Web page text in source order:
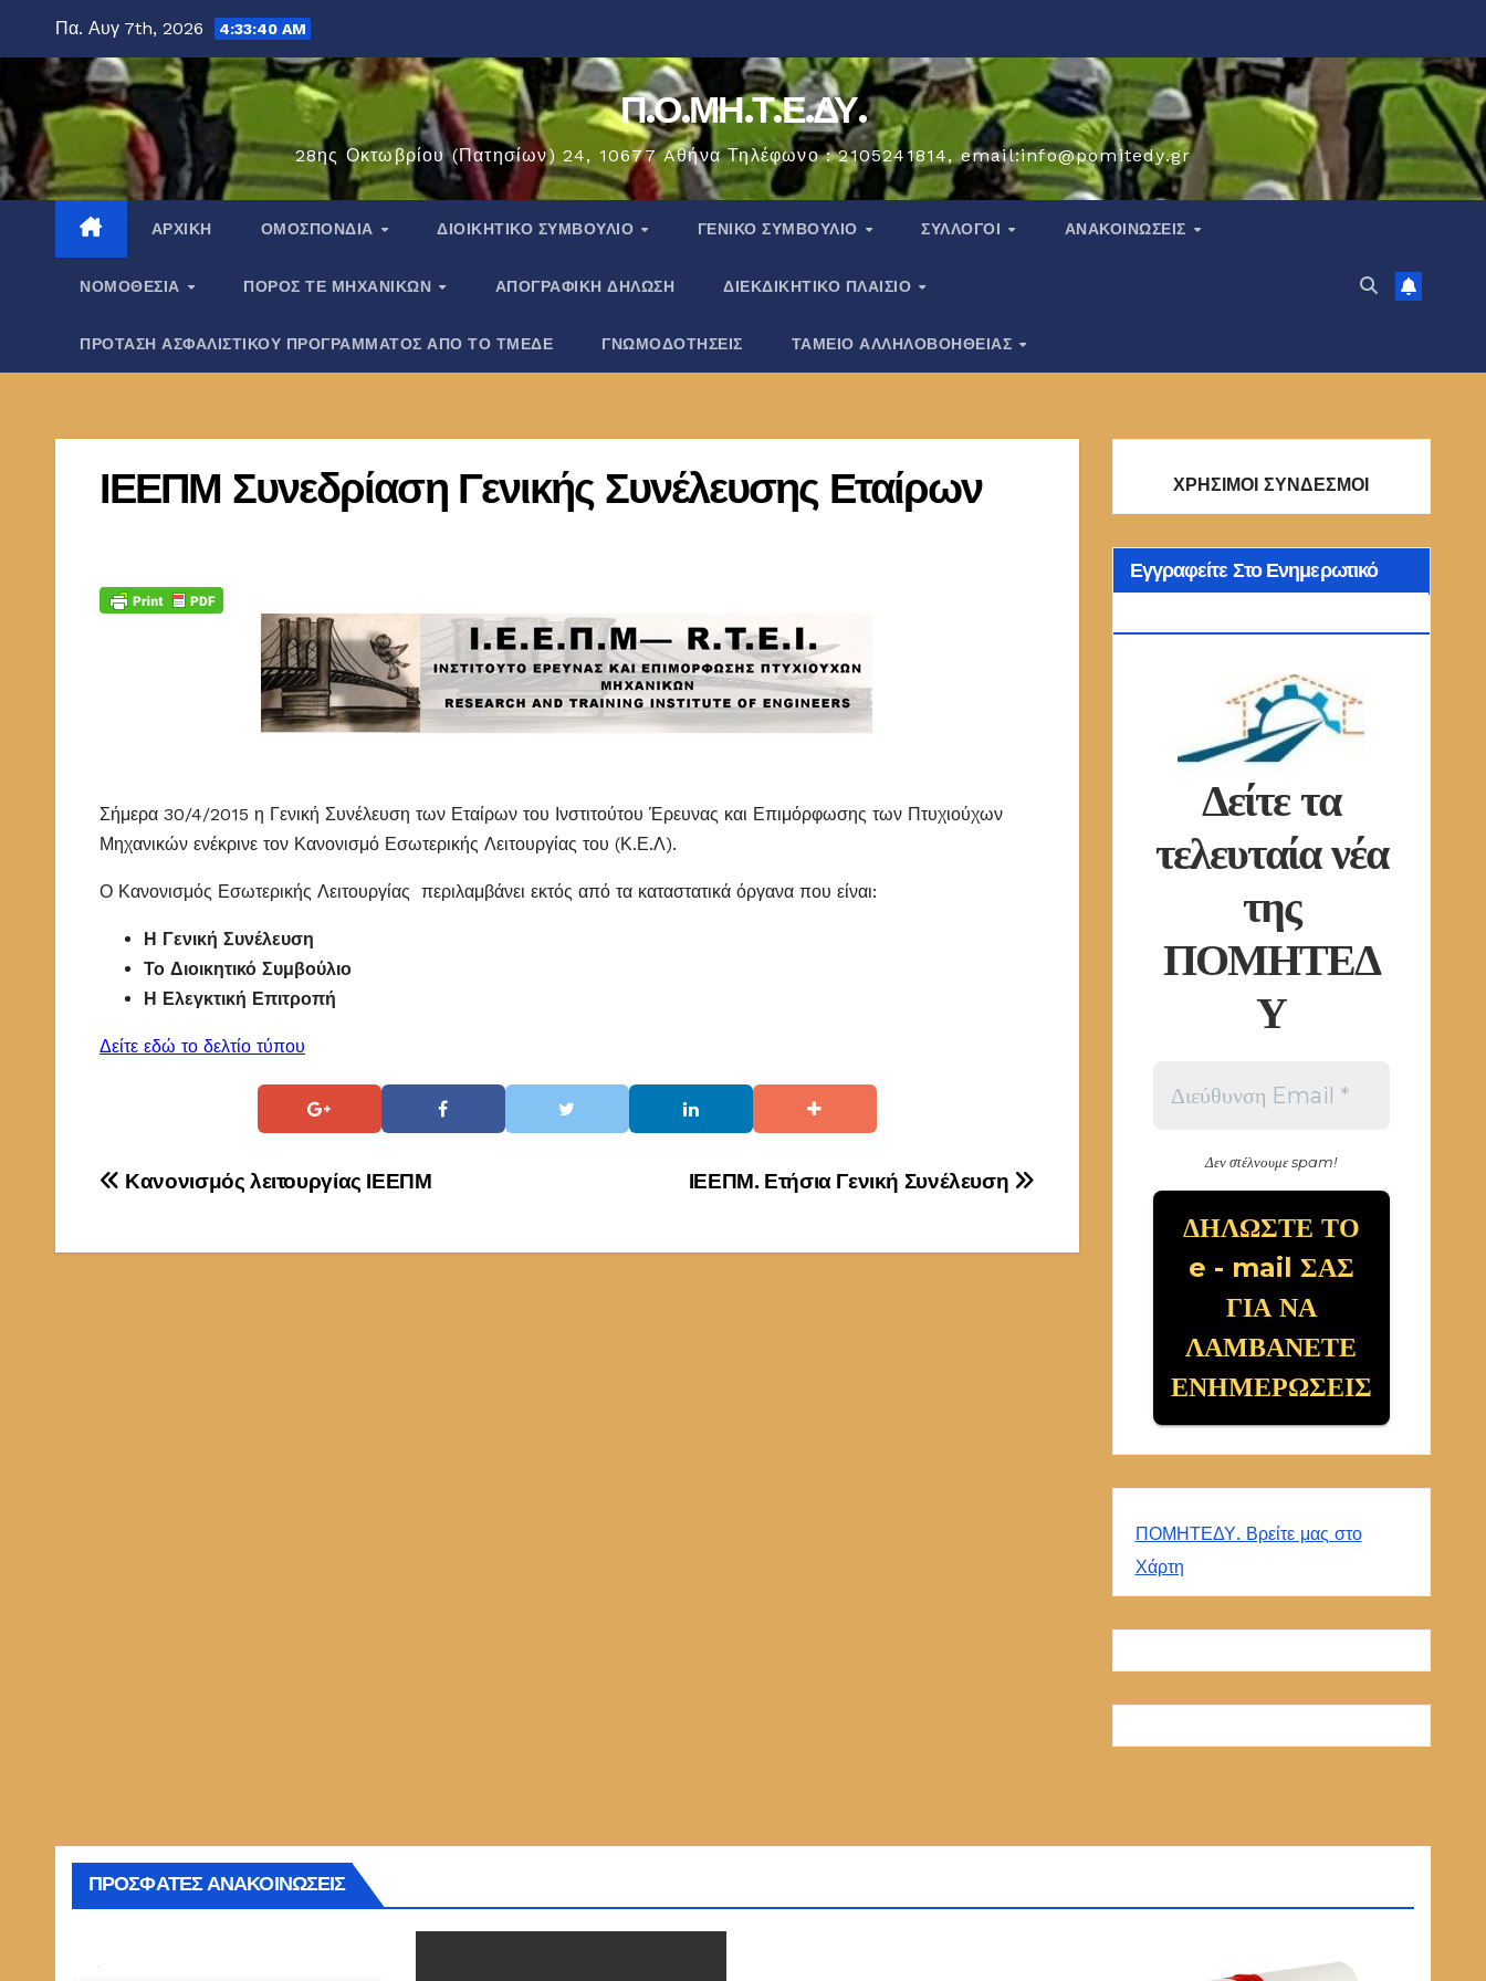
περιεχόμενο
Πα. Αυγ 7th, 2026 4:33:41 AM
Π.Ο.ΜΗ.Τ.Ε.ΔΥ.
28ης Οκτωβρίου (Πατησίων) 24, 10677 Aθήνα Τηλέφωνο : 2105241814, email:info@pomitedy.gr
ΑΡΧΙΚΉ ΟΜΟΣΠΟΝΔΊΑ ΔΙΟΙΚΗΤΙΚΟ ΣΥΜΒΟΥΛΙΟ ΓΕΝΙΚΟ ΣΥΜΒΟΥΛΙΟ ΣΎΛΛΟΓΟΙ ΑΝΑΚΟΙΝΏΣΕΙΣ
ΝΟΜΟΘΕΣΊΑ ΠΌΡΟΣ ΤΕ ΜΗΧΑΝΙΚΏΝ ΑΠΟΓΡΑΦΙΚΗ ΔΗΛΩΣΗ ΔΙΕΚΔΙΚΗΤΙΚΟ ΠΛΑΙΣΙΟ
ΠΡΟΤΑΣΗ ΑΣΦΑΛΙΣΤΙΚΟΥ ΠΡΟΓΡΑΜΜΑΤΟΣ ΑΠΟ ΤΟ ΤΜΕΔΕ ΓΝΩΜΟΔΟΤΗΣΕΙΣ ΤΑΜΕΙΟ ΑΛΛΗΛΟΒΟΗΘΕΙΑΣ
ΙΕΕΠΜ Συνεδρίαση Γενικής Συνέλευσης Εταίρων
Σήμερα 30/4/2015 η Γενική Συνέλευση των Εταίρων του Ινστιτούτου Έρευνας και Επιμόρφωσης των Πτυχιούχων
Μηχανικών ενέκρινε τον Κανονισμό Εσωτερικής Λειτουργίας του (Κ.Ε.Λ).
Ο Κανονισμός Εσωτερικής Λειτουργίας περιλαμβάνει εκτός από τα καταστατικά όργανα που είναι:
Η Γενική Συνέλευση
Το Διοικητικό Συμβούλιο
Η Ελεγκτική Επιτροπή
Δείτε εδώ το δελτίο τύπου
Πλοήγηση
ΙΕΕΠΜ. Ετήσια Γενική Συνέλευση
Κανονισμός λειτουργίας ΙΕΕΠΜ
ΧΡΗΣΙΜΟΙ ΣΥΝΔΕΣΜΟΙ
Εγγραφείτε Στο Ενημερωτικό
Δείτε τα
τελευταία νέα
της
ΠΟΜΗΤΕΔ
Υ
Δεν στέλνουμε spam!
ΠΟΜΗΤΕΔΥ. Βρείτε μας στο
Χάρτη
ΠΡΟΣΦΑΤΕΣ ΑΝΑΚΟΙΝΩΣΕΙΣ